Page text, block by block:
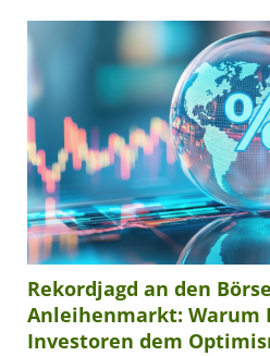
Rekordjagd an den
Anleihenmarkt: Warum
Investoren dem